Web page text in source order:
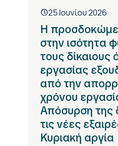
25 Ιουνίου 2026
Η
στην ισότητα
τους δίκαιους
εργασίας
από την
χρόνου
Απόσυρση της
τις νέες
Κυριακή αργία